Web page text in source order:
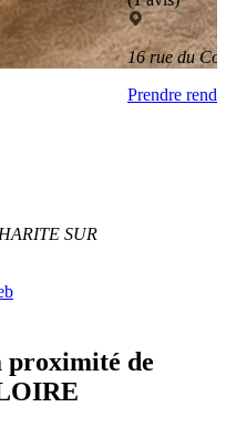
SUR
16 rue du
Prendre
proximité de